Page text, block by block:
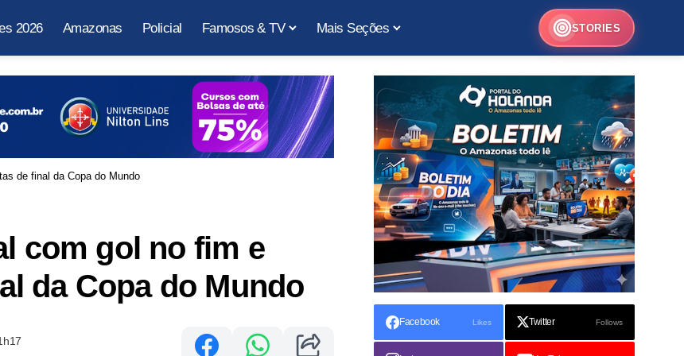
2026 Amazonas Policial Famosos & TV Mais Seções STORIES
de final da Copa do Mundo
com gol no fim e
da Copa do Mundo
Facebook Likes Twitter Follows